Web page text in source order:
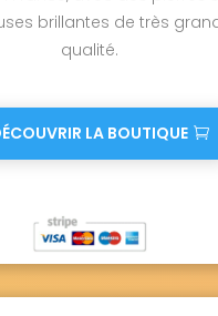
brillantes de très
qualité.
LA BOUTIQUE